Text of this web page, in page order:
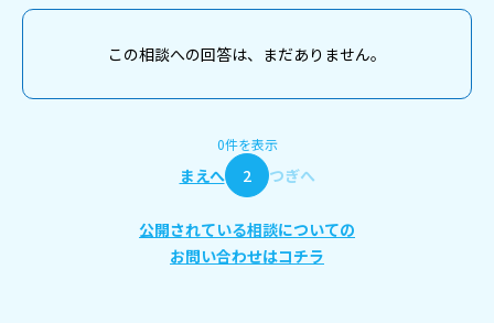
この相談への回答は、まだありません。
0件を表示
まえへ 2 つぎへ
公開されている相談についての
お問い合わせはコチラ